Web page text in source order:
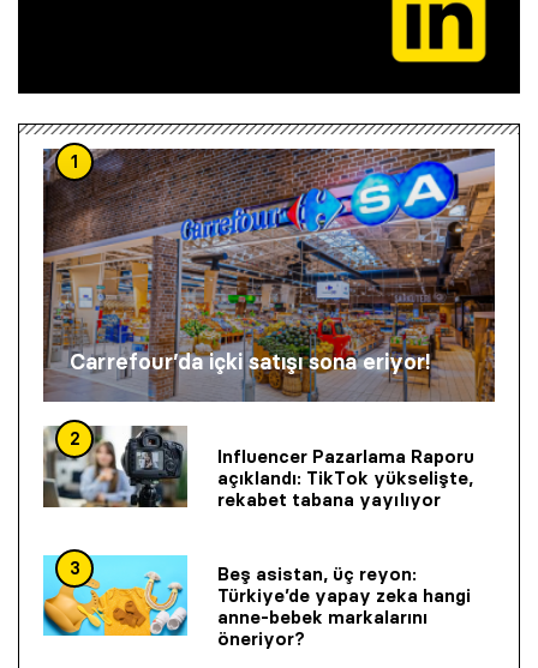
1
Carrefour’da içki satışı sona eriyor!
2
Influencer Pazarlama Raporu
açıklandı: TikTok yükselişte,
rekabet tabana yayılıyor
3
Beş asistan, üç reyon:
Türkiye’de yapay zeka hangi
anne-bebek markalarını
öneriyor?